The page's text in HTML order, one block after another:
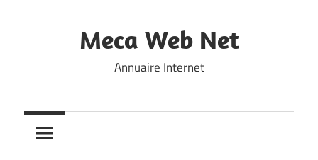
Meca Web Net
Annuaire Internet